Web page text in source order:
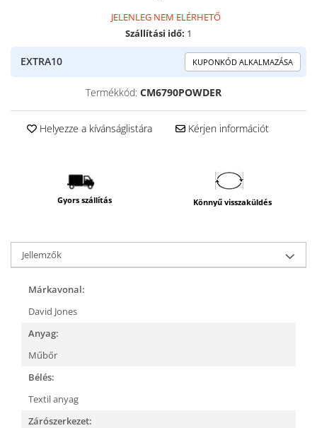
JELENLEG NEM ELÉRHETŐ
Szállítási idő: 1
EXTRA10 KUPONKÓD ALKALMAZÁSA
Termékkód: CM6790POWDER
Helyezze a kívánságlistára Kérjen információt
Gyors szállítás Könnyű visszaküldés
Jellemzők
Márkavonal:
David Jones
Anyag:
Műbőr
Bélés:
Textil anyag
Zárószerkezet: